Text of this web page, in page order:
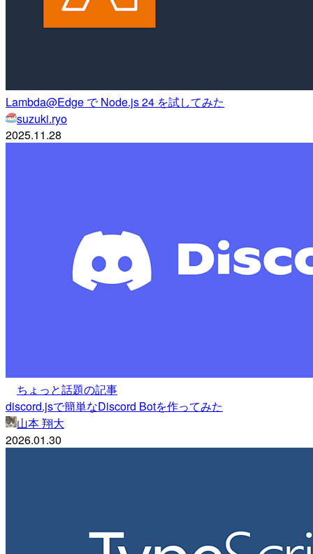
Lambda@Edge で Node.js 24 を試してみた
suzuki.ryo
2025.11.28
ちょっと話題の記事
discord.jsで簡単なDiscord Botを作ってみた
山本 翔大
2026.01.30